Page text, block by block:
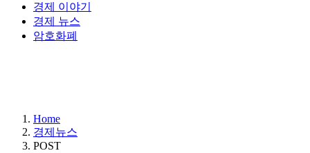
경제 이야기
경제 뉴스
암호화폐
Home
경제뉴스
POST